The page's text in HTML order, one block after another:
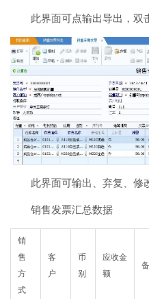
此界面可点输出导出，双
此界面可输出、弃复、修
销售发票汇总数据
销
售
方
式
客
户
币
别
应收金
额